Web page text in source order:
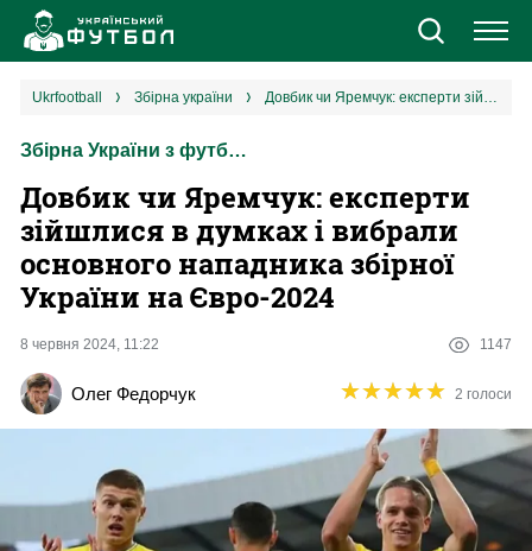
Новини
Збірна
Єврокубки
УПЛ
Різне
Букмекери
ukrfootball збірна україни Довбик чи Яремчук: експерти зійшлися в думках і вибрали основного нападника збірної України на Євро-2024
Збірна України з футболу
Довбик чи Яремчук: експерти
зійшлися в думках і вибрали
основного нападника збірної
України на Євро-2024
8 червня 2024, 11:22 1147
Олег Федорчук ★★★★★
★★★★★ 2 голоси